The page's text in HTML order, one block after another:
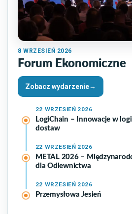
8 WRZESIEŃ 2026
Forum Ekonomiczne
Zobacz wydarzenie→
22 WRZESIEŃ 2026
LogiChain – Innowacje w
dostaw
22 WRZESIEŃ 2026
METAL 2026 –
dla Odlewnictwa
22 WRZESIEŃ 2026
Przemysłowa Jesień